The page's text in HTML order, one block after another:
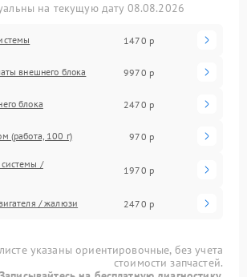
на текущую дату 08.08.2026
1470 р
внешнего блока 9970 р
блока 2470 р
(работа, 100 г) 970 р
/
1970 р
/ жалюзи 2470 р
указаны ориентировочные, без учета
стоимости запчастей.